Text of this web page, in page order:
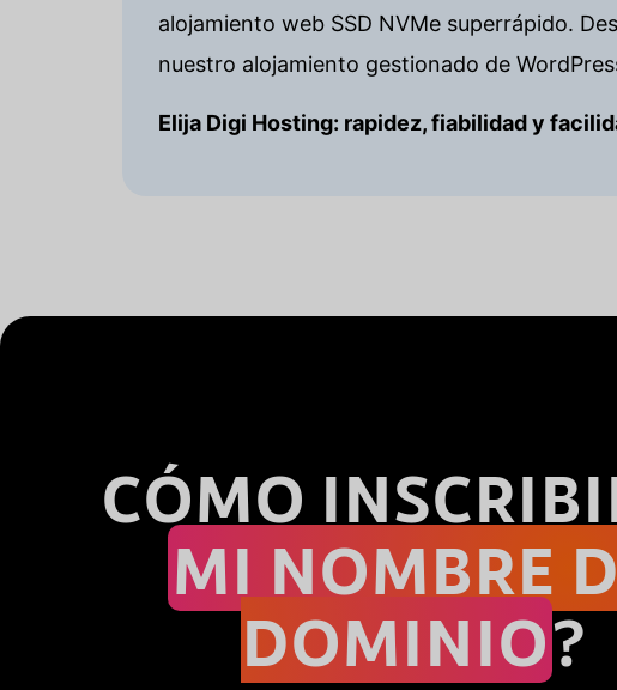
alojamiento web SSD NVMe superrápido.
nuestro alojamiento gestionado de
Elija Digi Hosting: rapidez, fiabilidad y
CÓMO
MI NOMBRE
DOMINIO?